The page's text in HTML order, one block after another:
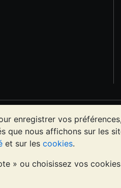
enregistrer vos
que nous affichons sur les
et sur les cookies.
» ou choisissez vos
ou dans ses
pour déterminer si
BullionVault Ltd © 2026